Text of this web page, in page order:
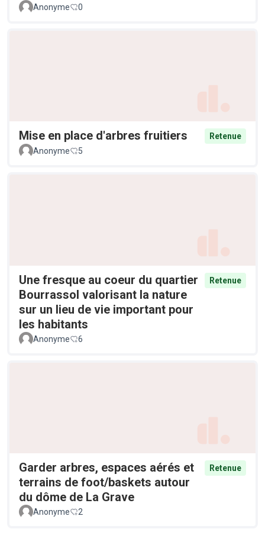
Anonyme 0
Mise en place d'arbres fruitiers
Retenue
Anonyme
5
Une fresque au coeur du quartier
Bourrassol valorisant la nature
sur un lieu de vie important pour
les habitants
Retenue
Anonyme 6
Garder arbres, espaces aérés et
terrains de foot/baskets autour
du dôme de La Grave
Retenue
Anonyme 2